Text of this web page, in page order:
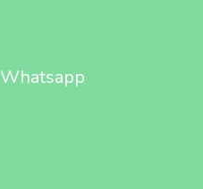
Whatsapp